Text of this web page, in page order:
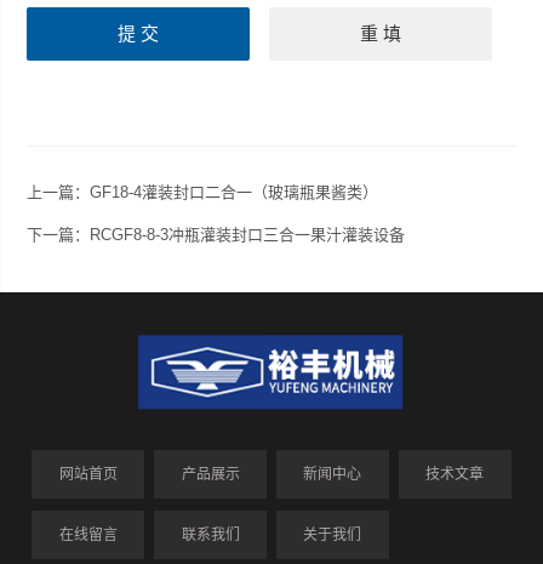
上一篇：GF18-4灌装封口二合一（玻璃瓶果酱类）
下一篇： RCGF8-8-3冲瓶灌装封口三合一果汁灌装设备
网站首页 产品展示 新闻中心 技术文章
在线留言 联系我们 关于我们